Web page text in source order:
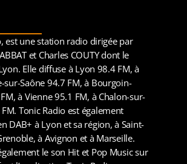
est une station radio dirigée par
et Charles COUTY dont le
Elle diffuse à Lyon 98.4 FM, à
sur-Saône 94.7 FM, à Bourgoin-
à Vienne 95.1 FM, à Chalon-sur-
Tonic Radio est également
DAB+ à Lyon et sa région, à Saint-
à Avignon et à Marseille.
le son Hit et Pop Music sur